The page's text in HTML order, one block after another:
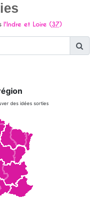
l'Indre et Loire (37)
des idées sorties